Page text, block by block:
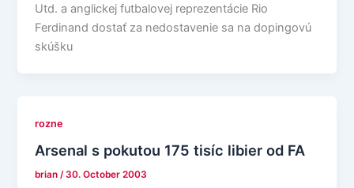
Utd. a anglickej futbalovej reprezentácie Rio
Ferdinand dostať za nedostavenie sa na dopingovú
skúšku
rozne
Arsenal s pokutou 175 tisíc libier od FA
brian/30. October 2003